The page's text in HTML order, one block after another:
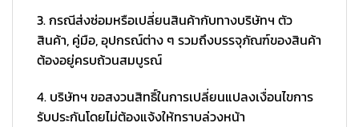
3. กรณีส่งซ่อมหรือเปลี่ยนสินค้ากับทางบริษัทฯ ตัว
สินค้า, คู่มือ, อุปกรณ์ต่าง ๆ รวมถึงบรรจุภัณฑ์ของสินค้า
ต้องอยู่ครบถ้วนสมบูรณ์
4. บริษัทฯ ขอสงวนสิทธิ์ในการเปลี่ยนแปลงเงื่อนไขการ
รับประกันโดยไม่ต้องแจ้งให้ทราบล่วงหน้า